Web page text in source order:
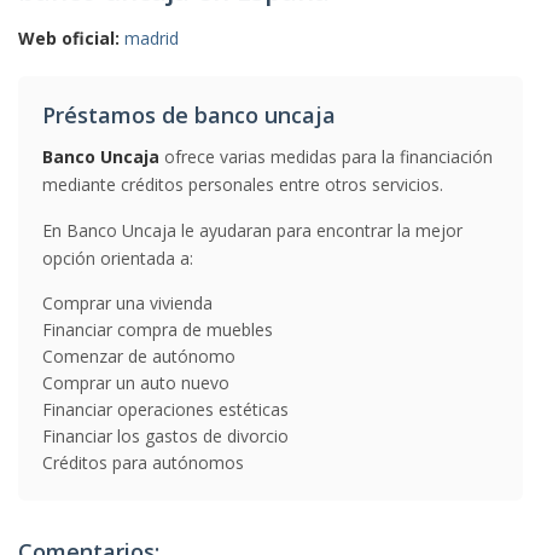
Web oficial: madrid
Préstamos de banco uncaja
Banco Uncaja ofrece varias medidas para la financiación
mediante créditos personales entre otros servicios.
En Banco Uncaja le ayudaran para encontrar la mejor
opción orientada a:
Comprar una vivienda
Financiar compra de muebles
Comenzar de autónomo
Comprar un auto nuevo
Financiar operaciones estéticas
Financiar los gastos de divorcio
Créditos para autónomos